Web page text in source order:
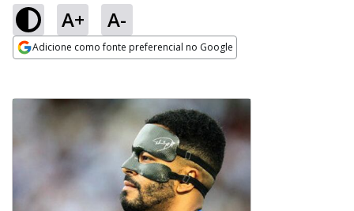
A+ A-
Adicione como fonte preferencial no Google